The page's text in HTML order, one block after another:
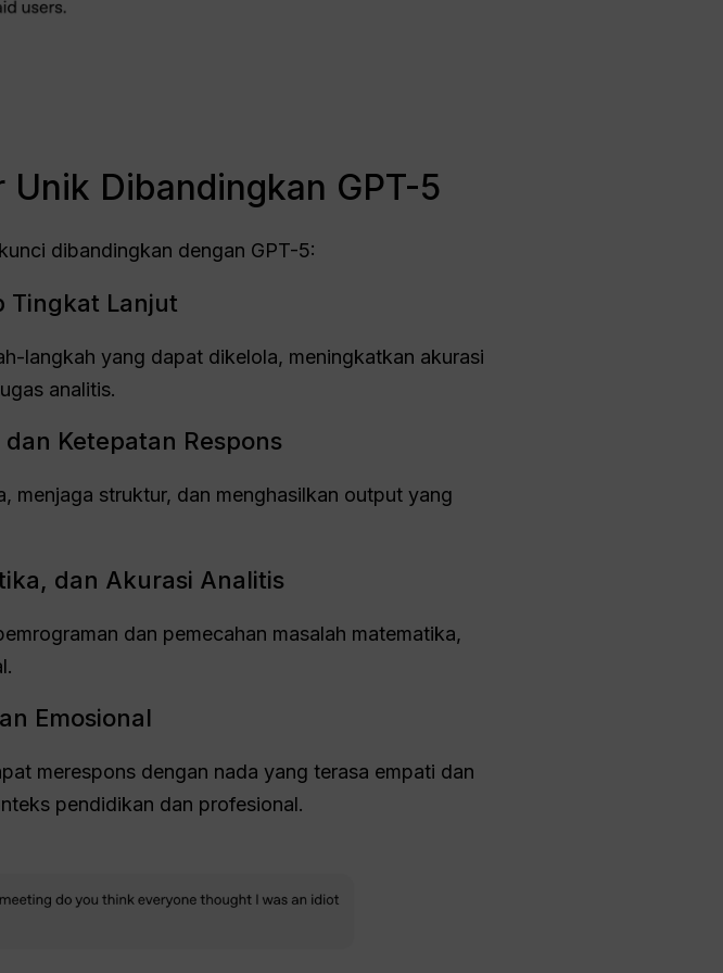
Dibandingkan GPT-5
dibandingkan dengan GPT-5:
Tingkat Lanjut
langkah yang dapat dikelola, meningkatkan akurasi
analitis.
Ketepatan Respons
menjaga struktur, dan menghasilkan output yang
dan Akurasi Analitis
dan pemecahan masalah matematika,
Emosional
merespons dengan nada yang terasa empati dan
pendidikan dan profesional.